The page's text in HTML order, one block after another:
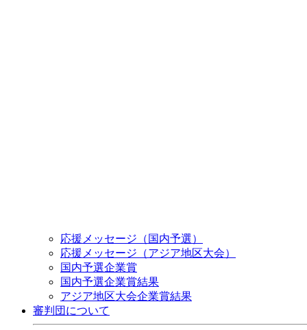
応援メッセージ（国内予選）
応援メッセージ（アジア地区大会）
国内予選企業賞
国内予選企業賞結果
アジア地区大会企業賞結果
審判団について